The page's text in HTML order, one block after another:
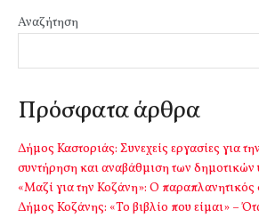
Αναζήτηση
Πρόσφατα άρθρα
Δήμος Καστοριάς: Συνεχείς εργασίες για
συντήρηση και αναβάθμιση των
«Μαζί για την Κοζάνη»: Ο
Δήμος Κοζάνης: «Το βιβλίο που είμαι» –